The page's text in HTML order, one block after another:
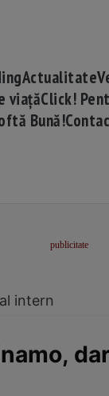
Actualitate
viațăClick!
Bună!
intern